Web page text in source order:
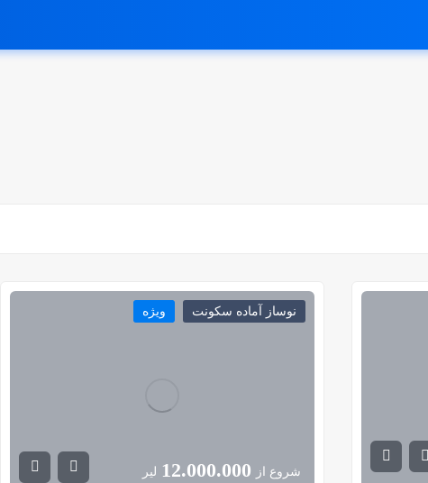
نوساز آماده سکونت ویژه
شروع از 12.000.000 لیر